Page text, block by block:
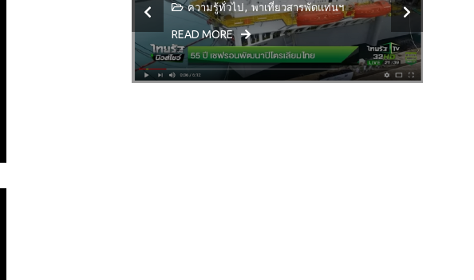
ความรู้ทั่วไป พาเที่ยวสารพัดแท่นฯ
READ MORE